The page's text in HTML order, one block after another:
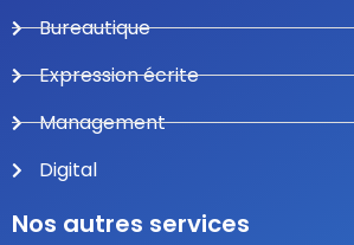
Bureautique
Expression écrite
Management
Digital
Nos autres services